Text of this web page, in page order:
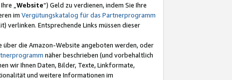
„ Website“) Geld zu verdienen, indem Sie Ihre
im Vergütungskatalog für das Partnerprogramm
verlinken. Entsprechende Links müssen dieser
über die Amazon-Website angeboten werden, oder
näher beschrieben (und vorbehaltlich
wir Ihnen Daten, Bilder, Texte, Linkformate,
und weitere Informationen im